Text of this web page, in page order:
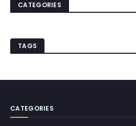
CATEGORIES
TAGS
CATEGORIES